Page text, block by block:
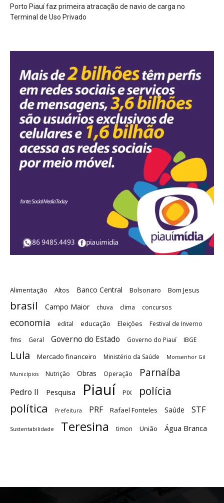
Porto Piauí faz primeira atracação de navio de carga no
Terminal de Uso Privado
Alimentação Altos Banco Central Bolsonaro Bom Jesus
brasil Campo Maior chuva clima concursos
economia edital educação Eleições Festival de Inverno
fms Geral Governo do Estado Governo do Piauí IBGE
Lula Mercado financeiro Ministério da Saúde Monsenhor Gil
Municípios Nutrição Obras Operação Parnaíba
Pedro II Pesquisa Piauí PIX
polícia
política
Prefeitura PRF Rafael Fonteles Saúde STF
Sustentabilidade Teresina timon União Água Branca